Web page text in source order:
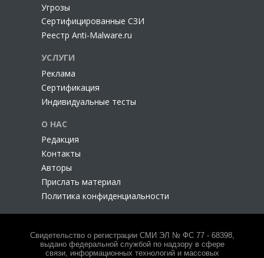
Угрозы
Сертифицированные СЗИ
Реестр Anti-Malware.ru
УСЛУГИ
Реклама
Сертификация
Индивидуальные тесты
О НАС
Редакция
Контакты
Авторы
Прислать материал
Политика конфиденциальности
Свидетельство о регистрации СМИ ЭЛ № ФС 77 - 68398,
выдано федеральной службой по надзору в сфере
связи, информационных технологий и массовых